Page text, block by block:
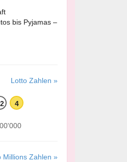
bis Pyjamas –
Lotto Zahlen »
4
Millions Zahlen »